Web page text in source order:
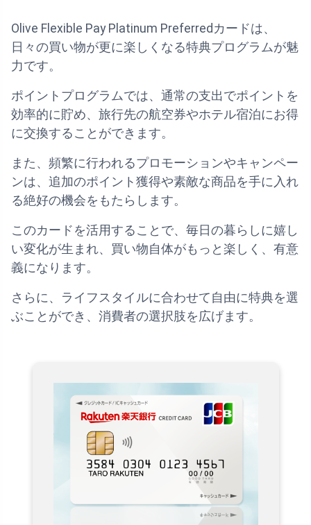
Olive Flexible Pay Platinum Preferredカードは、
日々の買い物が更に楽しくなる特典プログラムが魅
力です。
ポイントプログラムでは、通常の支出でポイントを
効率的に貯め、旅行先の航空券やホテル宿泊にお得
に交換することができます。
また、頻繁に行われるプロモーションやキャンペー
ンは、追加のポイント獲得や素敵な商品を手に入れ
る絶好の機会をもたらします。
このカードを活用することで、毎日の暮らしに嬉し
い変化が生まれ、買い物自体がもっと楽しく、有意
義になります。
さらに、ライフスタイルに合わせて自由に特典を選
ぶことができ、消費者の選択肢を広げます。